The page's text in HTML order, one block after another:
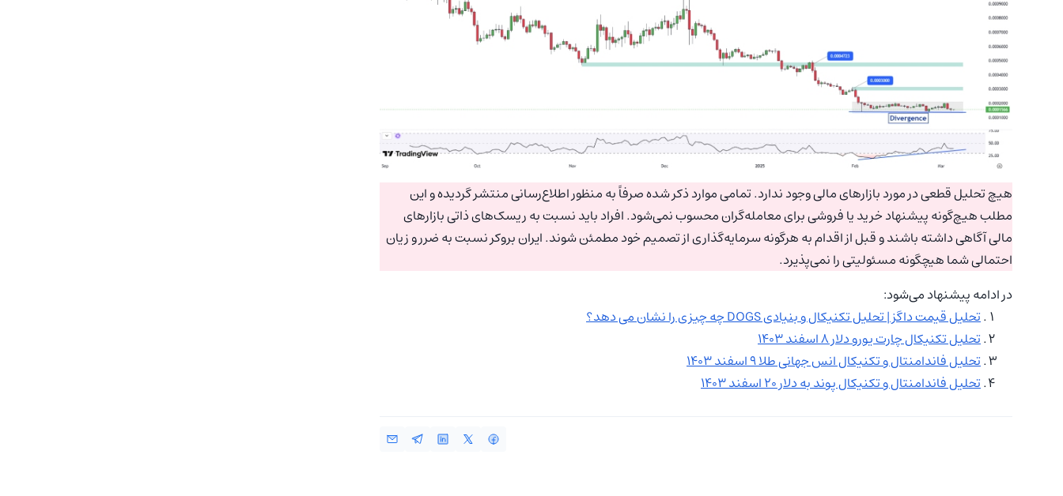
هیچ تحلیل قطعی در مورد بازارهای مالی وجود ندارد. تمامی موارد ذکر شده صرفاً به منظور اطلاع‌رسانی منتشر گردیده و این
مطلب هیچ‌گونه پیشنهاد خرید یا فروشی برای معامله‌گران محسوب نمی‌شود. افراد باید نسبت به ریسک‌های ذاتی بازارهای
مالی آگاهی داشته باشند و قبل از اقدام به هرگونه سرمایه‌گذاری از تصمیم خود مطمئن شوند. ایران بروکر نسبت به ضرر و زیان
احتمالی شما هیچگونه مسئولیتی را نمی‌پذیرد.
در ادامه پیشنهاد می‌شود:
تحلیل قیمت داگز | تحلیل تکنیکال و بنیادی DOGS چه چیزی را نشان می دهد؟
تحلیل تکنیکال چارت یورو دلار ۸ اسفند ۱۴۰۳
تحلیل فاندامنتال و تکنیکال انس جهانی طلا ۹ اسفند ۱۴۰۳
تحلیل فاندامنتال و تکنیکال پوند به دلار ۲۰ اسفند ۱۴۰۳